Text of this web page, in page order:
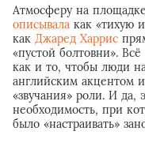
Атмосферу на площадке
описывала как «тихую
как Джаред Харрис
«пустой болтовни».
как и то, чтобы люди
английским акцентом
«звучания» роли. И да,
необходимость, при
было «настраивать»